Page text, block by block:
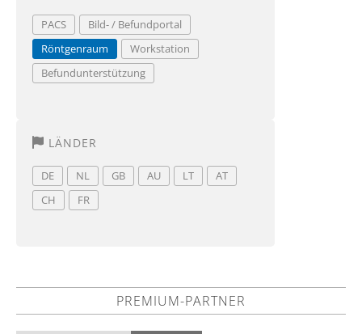
PACS
Bild- / Befundportal
Röntgenraum
Workstation
Befundunterstützung
LÄNDER
DE NL GB AU LT
AT
CH
FR
PREMIUM-PARTNER